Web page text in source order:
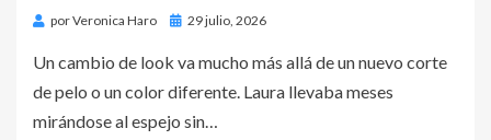
porVeronica Haro
Publicado
29 julio, 2026
Un cambio de look va mucho más allá de un nuevo corte
de pelo o un color diferente. Laura llevaba meses
mirándose al espejo sin…